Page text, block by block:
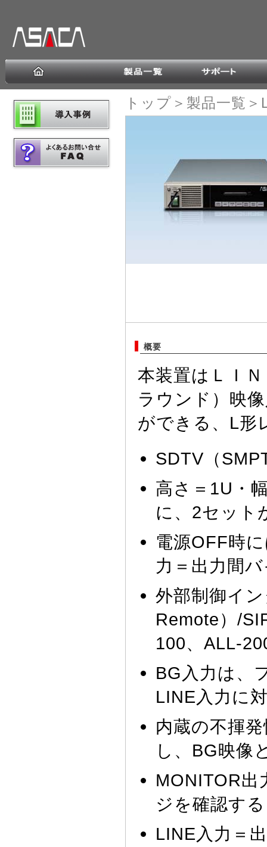
トップ ＞ 製品一覧 ＞
概要
本装置はＬＩ
ラウンド）映
ができる、L形
SDTV（
高さ＝1U・
に、2セット
電源OFF時
力＝出力間
外部制御イ
Remote）/
100、ALL-
BG入力は、
LINE入力に
内蔵の不揮
し、BG映像
MONITOR出
ジを確認す
LINE入力＝